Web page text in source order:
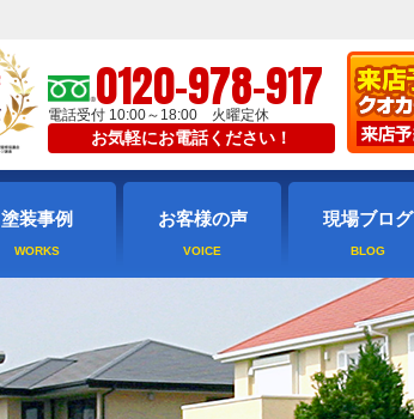
0120-978-917
電話受付 10:00～18:00 火曜定休
お気軽にお電話ください！
塗装事例 お客様の声 現場ブログ